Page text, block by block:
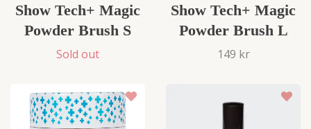
Show Tech+ Magic
Powder Brush S
Sold out
Show Tech+ Magic
Powder Brush L
149 kr